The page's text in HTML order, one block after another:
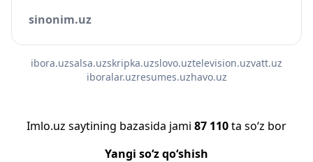
sinonim.uz
ibora.uzsalsa.uzskripka.uzslovo.uztelevision.uzvatt.uz
iboralar.uzresumes.uzhavo.uz
Imlo.uz saytining bazasida jami 87 110ta so‘z bor
Yangi so‘z qo‘shish